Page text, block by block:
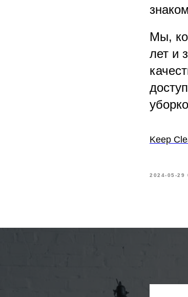
Мы,
лет и
Keep
2024-05-29